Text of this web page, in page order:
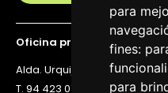
para
fines:
para
Oficina principal
Alda. Urquijo 36, 6ª planta,
T. 94 423 07 43